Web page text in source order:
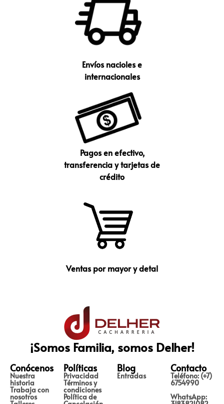
Envíos nacioles e
internacionales
Pagos en efectivo,
transferencia y tarjetas de
crédito
Ventas por mayor y detal
¡Somos Familia, somos Delher!
Conócenos
Nuestra
historia
Trabaja con
nosotros
Políticas
Privacidad
Términos y
condiciones
Política de
Blog
Entradas
Contacto
Teléfono: (+7)
6754990
WhatsApp: